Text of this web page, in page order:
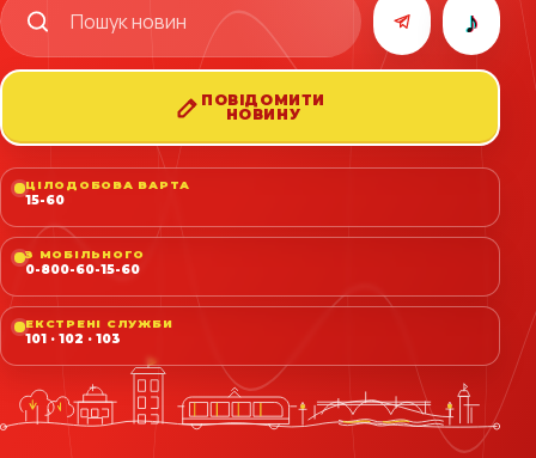
♪
ПОВІДОМИТИ
НОВИНУ
ЦІЛОДОБОВА ВАРТА
15-60
З МОБІЛЬНОГО
0-800-60-15-60
ЕКСТРЕНІ СЛУЖБИ
101 · 102 · 103